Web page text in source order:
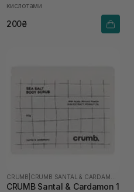
кислотами
200₴
CRUMB
CRUMB Santal & Cardamon 1